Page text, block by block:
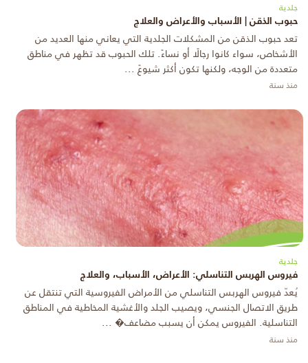
جلدية
حبوب الذقن | الأسباب والأعراض والعلاج
تعد حبوب الذقن من المشكلات الجلدية التي يعاني منها العديد من
الأشخاص، سواء كانوا رجالًا أو نساءً. تلك الحبوب قد تظهر في مناطق
متعددة من الوجه، ولكنها تكون أكثر شيوعً ...
منذ سنة
جلدية
فيروس الهربس التناسلي: الأعراض، الأسباب، والعلاج
يُعدّ فيروس الهربس التناسلي من الأمراض الفيروسية التي تنتقل عن
طريق الاتصال الجنسي، ويصيب الجلد والأغشية المخاطية في المناطق
التناسلية. الفيروس يمكن أن يسبب مضاعف� ...
منذ سنة